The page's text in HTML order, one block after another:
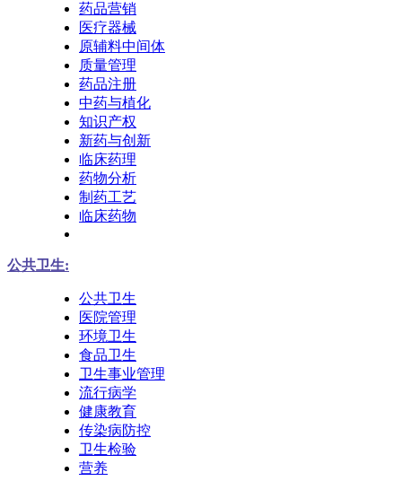
药品营销
医疗器械
原辅料中间体
质量管理
药品注册
中药与植化
知识产权
新药与创新
临床药理
药物分析
制药工艺
临床药物
公共卫生:
公共卫生
医院管理
环境卫生
食品卫生
卫生事业管理
流行病学
健康教育
传染病防控
卫生检验
营养